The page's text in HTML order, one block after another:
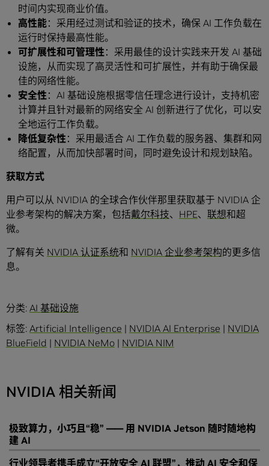
时间内实现商业价值。
高性能：采用经过测试和验证的技术，确保 AI 工作负载在
运行时保持最高性能。
可扩展性和可管理性：采用最佳的设计实践来开发 AI 基础
设施，从而实现了高灵活性和可扩展性，并有助于确保最
佳的网络性能。
安全性：AI 基础设施根据零信任理念进行设计，支持机密
计算并且针对最新的网络安全 AI 创新进行了优化，可以安
全地运行工作负载。
降低复杂性：采用最适合 AI 工作负载的服务器、集群和网
络配置，从而加快部署时间，同时避免设计和规划缺陷。
获取方式
用户可以从 NVIDIA 的全球合作伙伴那里获取基于 NVIDIA 企
业参考架构的解决方案，包括戴尔科技、 HPE、 联想和超
微。
了解有关 NVIDIA 认证系统和 NVIDIA 企业参考架构的更多信
息。
分类: AI 基础设施
标签: Artificial Intelligence | NVIDIA AI Enterprise | NVIDIA
BlueField | NVIDIA NeMo | NVIDIA NIM
NVIDIA 相关新闻
极致算力，小巧且“稳” —— 用 NVIDIA Jetson 随时随地构
建 AI
行业领导者携手成立“开放安全 AI 联盟”，推动 AI 安全和保